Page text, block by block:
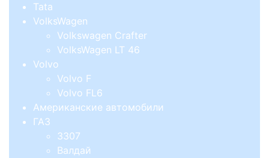
Tata
VolksWagen
Volkswagen Crafter
VolksWagen LT 46
Volvo
Volvo F
Volvo FL6
Американские автомобили
ГАЗ
3307
Валдай